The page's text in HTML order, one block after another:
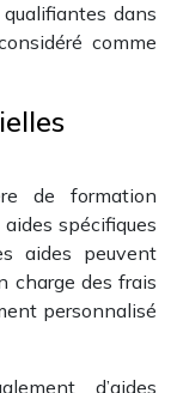
dans
comme
de formation
spécifiques
aides peuvent
charge des frais
personnalisé
d’aides